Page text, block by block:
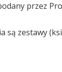
przez
są zestawy